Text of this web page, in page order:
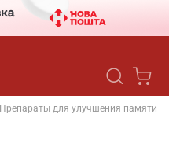
Препараты для улучшения памяти